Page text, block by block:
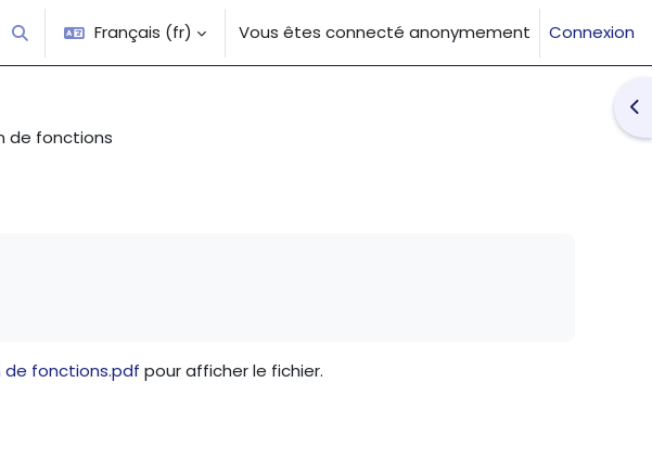
Activer/désactiver la saisie de recherche
Français ‎(fr)‎ Vous êtes connecté anonymement Connexion
de fonctions
de fonctions.pdf pour afficher le fichier.